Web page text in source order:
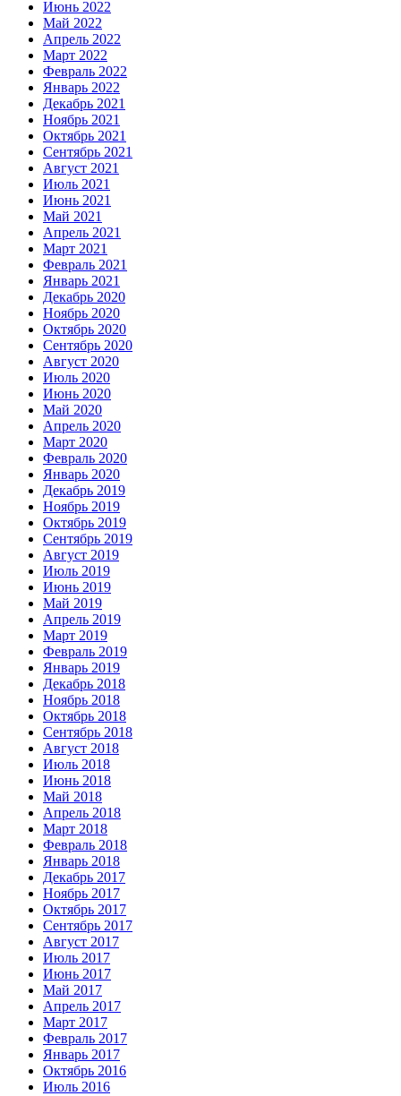
Июнь 2022
Май 2022
Апрель 2022
Март 2022
Февраль 2022
Январь 2022
Декабрь 2021
Ноябрь 2021
Октябрь 2021
Сентябрь 2021
Август 2021
Июль 2021
Июнь 2021
Май 2021
Апрель 2021
Март 2021
Февраль 2021
Январь 2021
Декабрь 2020
Ноябрь 2020
Октябрь 2020
Сентябрь 2020
Август 2020
Июль 2020
Июнь 2020
Май 2020
Апрель 2020
Март 2020
Февраль 2020
Январь 2020
Декабрь 2019
Ноябрь 2019
Октябрь 2019
Сентябрь 2019
Август 2019
Июль 2019
Июнь 2019
Май 2019
Апрель 2019
Март 2019
Февраль 2019
Январь 2019
Декабрь 2018
Ноябрь 2018
Октябрь 2018
Сентябрь 2018
Август 2018
Июль 2018
Июнь 2018
Май 2018
Апрель 2018
Март 2018
Февраль 2018
Январь 2018
Декабрь 2017
Ноябрь 2017
Октябрь 2017
Сентябрь 2017
Август 2017
Июль 2017
Июнь 2017
Май 2017
Апрель 2017
Март 2017
Февраль 2017
Январь 2017
Октябрь 2016
Июль 2016